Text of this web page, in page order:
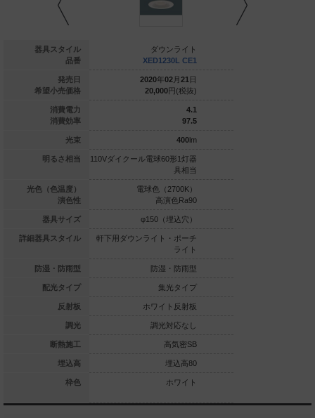
器具スタイル
品番
発売日
希望小売価格
消費電力
消費効率
光束
明るさ相当
光色（色温度）
演色性
器具サイズ
詳細器具スタイル
防湿・防雨型
配光タイプ
反射板
調光
断熱施工
埋込高
枠色
ダウンライト
円(税抜)
7.9
63.2
球80形1灯器
色（3500K）
（埋込穴）
イト・ポーチ
防湿・防雨型
集光タイプ
高気密SB
ダウンライト
XED1230L CE1
2020年02 月 21 日
20,000円(税抜)
4.1
97.5
400lm
110Vダイクール電球60形1灯器
具相当
電球色（2700K）
高演色Ra90
φ150（埋込穴）
軒下用ダウンライト・ポーチ
ライト
防湿・防雨型
集光タイプ
ホワイト反射板
調光対応なし
高気密SB
埋込高80
ホワイト